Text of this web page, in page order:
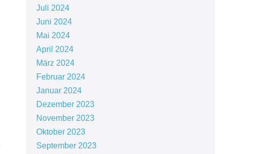
Juli 2024
Juni 2024
Mai 2024
April 2024
März 2024
Februar 2024
Januar 2024
Dezember 2023
November 2023
Oktober 2023
September 2023